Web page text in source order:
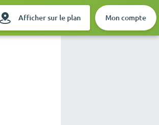
Afficher sur le plan Mon compte